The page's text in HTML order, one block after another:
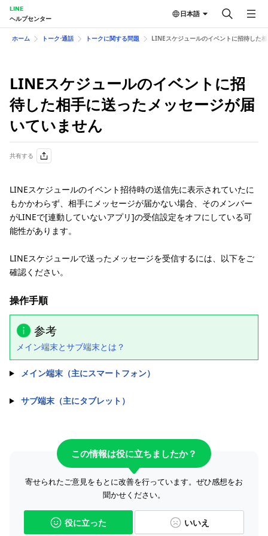
LINE
ヘルプセンター
日本語
ホーム トーク⋅通話 トークに関する問題 LINEスケジュールのイベントに招待した
LINEスケジュールのイベントに招
待した相手に送ったメッセージが届
いていません
共有する
LINEスケジュールのイベント招待時の送信先に表示されていたに
もかかわらず、相手にメッセージが届かない場合、そのメンバー
がLINEで[連動していないアプリ]の受信設定をオフにしている可
能性があります。
LINEスケジュールで送ったメッセージを受信するには、以下をご
確認ください。
操作手順
参考
メイン端末とサブ端末とは？
メイン端末（主にスマートフォン）
サブ端末（主にタブレット）
この情報は役に立ちましたか？
寄せられたご意見をもとに改善を行っています。ぜひ感想をお
聞かせください。
役に立った いいえ